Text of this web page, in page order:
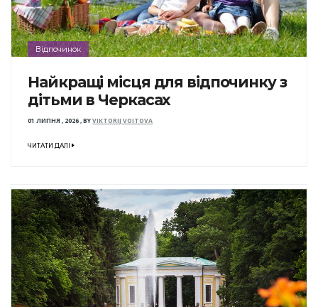
Відпочинок
Найкращі місця для відпочинку з
дітьми в Черкасах
01 ЛИПНЯ , 2026,BYVIKTORIJ VOITOVA
ЧИТАТИ ДАЛІ